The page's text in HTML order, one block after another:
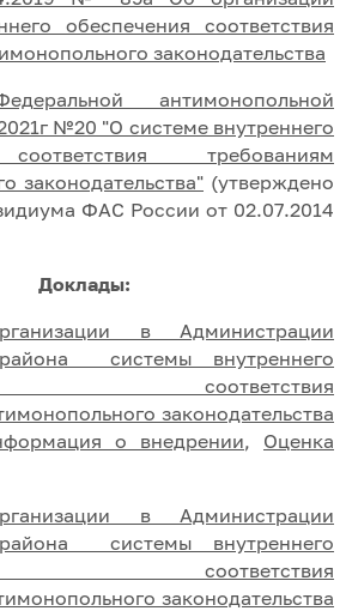
обеспечения соответствия
законодательства
антимонопольной
№20 "О системе внутреннего
требованиям
законодательства" (утверждено
ФАС России от 02.07.2014
Доклады:
в Администрации
района системы внутреннего
соответствия
законодательства
о внедрении, Оценка
в Администрации
района системы внутреннего
соответствия
законодательства